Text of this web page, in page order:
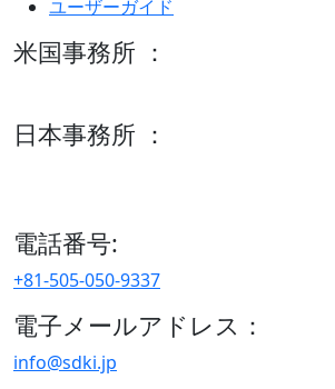
ユーザーガイド
米国事務所 ：
日本事務所 ：
電話番号:
+81-505-050-9337
電子メールアドレス：
info@sdki.jp